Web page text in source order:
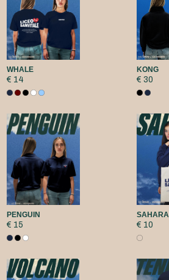
WHALE
€ 14
KONG
€ 30
PENGUIN
€ 15
SAHARA
€ 10